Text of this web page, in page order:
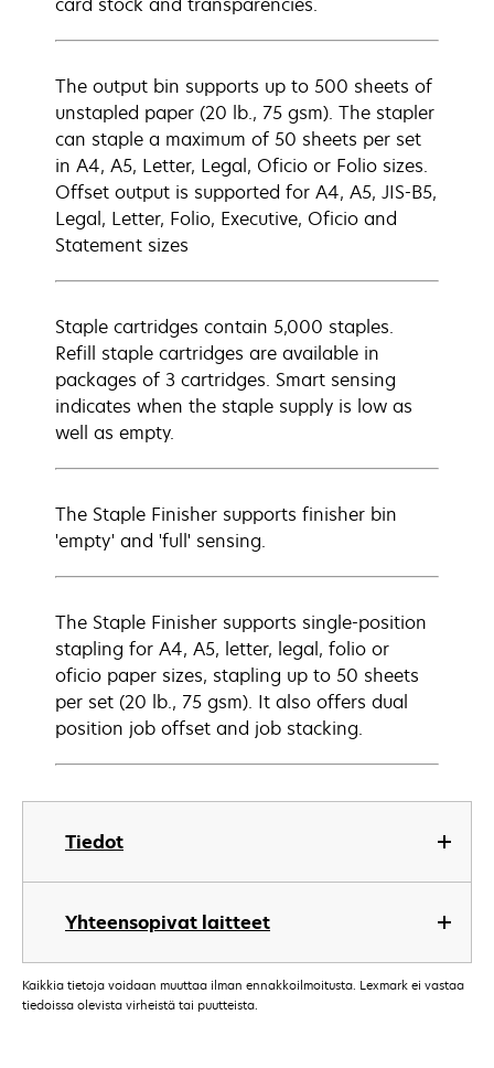
Tiedot
Yhteensopivat laitteet
The output bin supports up to 500 sheets of
unstapled paper (20 lb., 75 gsm). The stapler
can staple a maximum of 50 sheets per set
in A4, A5, Letter, Legal, Oficio or Folio sizes.
Offset output is supported for A4, A5, JIS-B5,
Legal, Letter, Folio, Executive, Oficio and
Statement sizes
Staple cartridges contain 5,000 staples.
Refill staple cartridges are available in
packages of 3 cartridges. Smart sensing
indicates when the staple supply is low as
well as empty.
The Staple Finisher supports finisher bin
'empty' and 'full' sensing.
The Staple Finisher supports single-position
stapling for A4, A5, letter, legal, folio or
oficio paper sizes, stapling up to 50 sheets
per set (20 lb., 75 gsm). It also offers dual
position job offset and job stacking.
Kaikkia tietoja voidaan muuttaa ilman ennakkoilmoitusta. Lexmark ei vastaa
tiedoissa olevista virheistä tai puutteista.